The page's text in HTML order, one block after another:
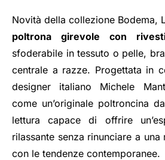
Novità della collezione Bodema,
poltrona girevole con
sfoderabile in tessuto o pelle,
centrale a razze. Progettata in
designer italiano Michele
come un’originale poltroncina
lettura capace di offrire
rilassante senza rinunciare a una
con le tendenze contemporanee.